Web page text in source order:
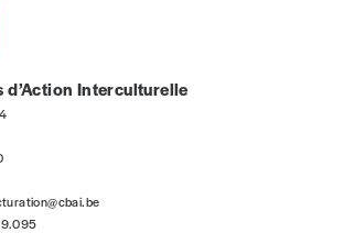
d’Action Interculturelle